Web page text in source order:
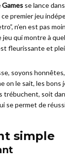
Games se lance
ce premier jeu
n’en est pas
qui montre à
fleurissante et
soyons
on le sait, les
trébuchent, soit
se permet de
simple